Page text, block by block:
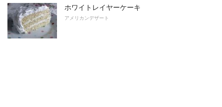
ホワイトレイヤーケーキ
アメリカンデザート